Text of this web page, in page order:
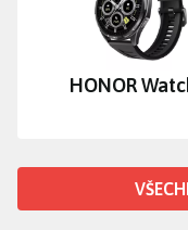
HONOR